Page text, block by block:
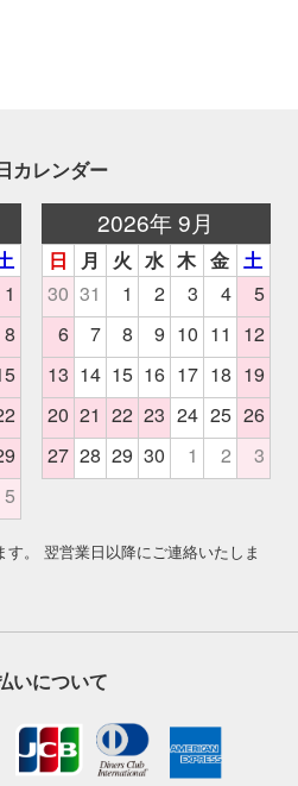
カレンダー
。 翌営業日以降にご連絡いたしま
いについて